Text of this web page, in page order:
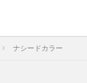
ナシードカラー